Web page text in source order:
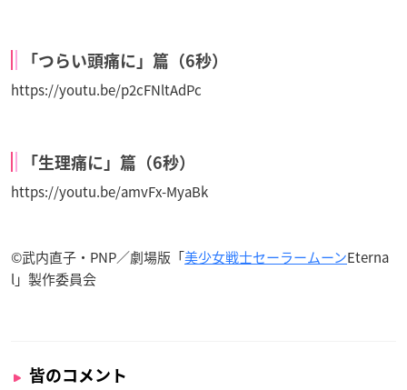
「つらい頭痛に」篇（6秒）
https://youtu.be/p2cFNltAdPc
「生理痛に」篇（6秒）
https://youtu.be/amvFx-MyaBk
©武内直子・PNP／劇場版「美少女戦士セーラームーンEterna
l」製作委員会
皆のコメント